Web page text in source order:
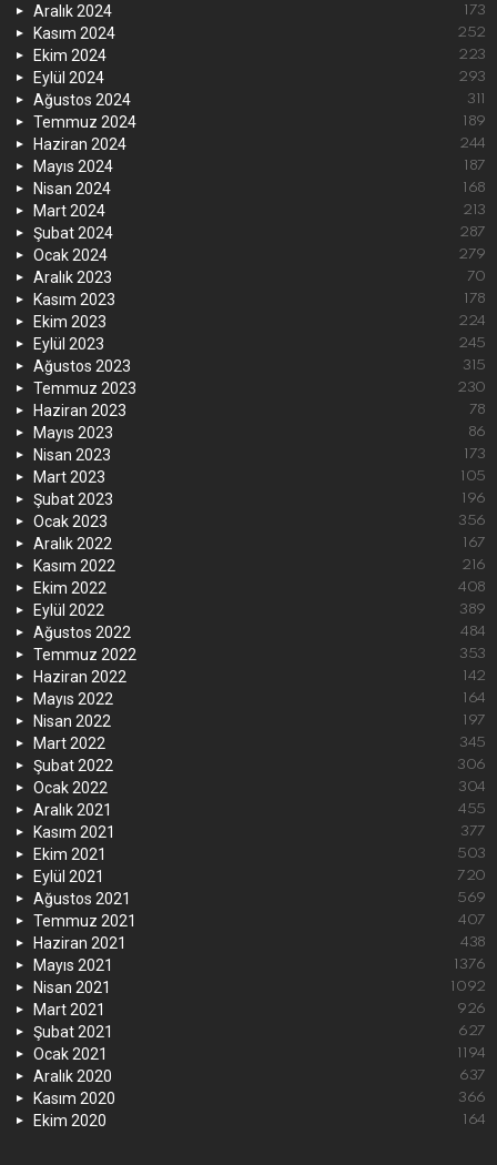
Aralık 2024 173
Kasım 2024 252
Ekim 2024 223
Eylül 2024 293
Ağustos 2024 311
Temmuz 2024 189
Haziran 2024 244
Mayıs 2024 187
Nisan 2024 168
Mart 2024 213
Şubat 2024 287
Ocak 2024 279
Aralık 2023 70
Kasım 2023 178
Ekim 2023 224
Eylül 2023 245
Ağustos 2023 315
Temmuz 2023 230
Haziran 2023 78
Mayıs 2023 86
Nisan 2023 173
Mart 2023 105
Şubat 2023 196
Ocak 2023 356
Aralık 2022 167
Kasım 2022 216
Ekim 2022 408
Eylül 2022 389
Ağustos 2022 484
Temmuz 2022 353
Haziran 2022 142
Mayıs 2022 164
Nisan 2022 197
Mart 2022 345
Şubat 2022 306
Ocak 2022 304
Aralık 2021 455
Kasım 2021 377
Ekim 2021 503
Eylül 2021 720
Ağustos 2021 569
Temmuz 2021 407
Haziran 2021 438
Mayıs 2021 1376
Nisan 2021 1092
Mart 2021 926
Şubat 2021 627
Ocak 2021 1194
Aralık 2020 637
Kasım 2020 366
Ekim 2020 164